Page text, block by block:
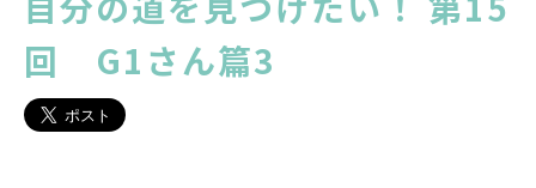
回 G1さん篇3